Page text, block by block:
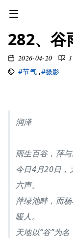
282、谷
2026-04-20
#节气 ,#摄影
润泽
雨生百谷，萍与
今日4月20日，
六声。
萍绿池畔，而
暖人。
天地以“谷”为